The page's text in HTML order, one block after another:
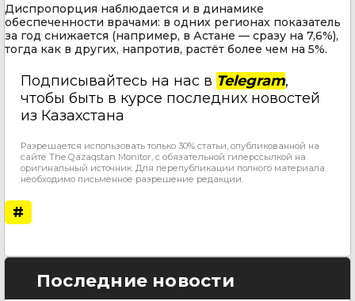
Диспропорция наблюдается и в динамике
обеспеченности врачами: в одних регионах показатель
за год снижается (например, в Астане — сразу на 7,6%),
тогда как в других, напротив, растёт более чем на 5%.
Подписывайтесь на нас в Telegram,
чтобы быть в курсе последних новостей
из Казахстана
Разрешается использовать только 30% статьи, опубликованной на
сайте The Qazaqstan Monitor, с обязательной гиперссылкой на
оригинальный источник. Для перепубликации полного материала
необходимо письменное разрешение редакции.
#
Последние новости